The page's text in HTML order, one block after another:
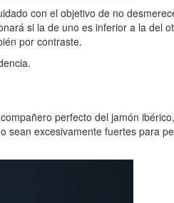
con el objetivo de no
si la de uno es inferior a la del
por contraste.
perfecto del jamón
sean excesivamente fuertes para